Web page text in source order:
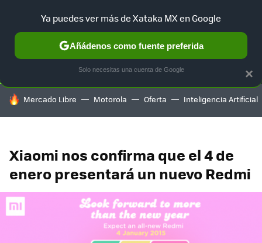
SELECCIÓN GAMING HOME AUTO TERRITORIO
HOY SE HABLA DE
Mercado Libre Motorola Oferta Inteligencia Artificial
Xiaomi nos confirma que el 4 de
enero presentará un nuevo Redmi
×
Ya puedes ver más de Xataka MX en Google
Añádenos como fuente preferida
Solo necesitas una cuenta de Google